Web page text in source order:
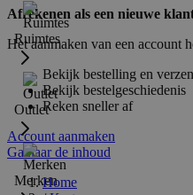
Ruimtes
Outlet
Merken
Afrekenen als een nieuwe
Het aanmaken van een account
Bekijk bestelling en
Bekijk bestelgeschiedenis
Reken sneller af
Account aanmaken
Ga naar de inhoud
Home